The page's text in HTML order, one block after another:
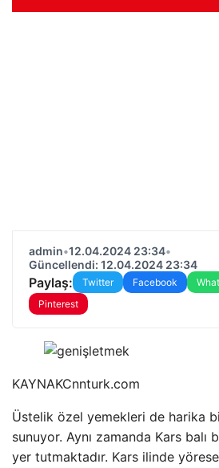
admin•12.04.2024 23:34•
Güncellendi: 12.04.2024 23:34
Paylaş: Twitter Facebook
Pinterest
KAYNAKCnnturk.com
Üstelik özel yemekleri de harika
sunuyor. Aynı zamanda Kars balı
yer tutmaktadır. Kars ilinde